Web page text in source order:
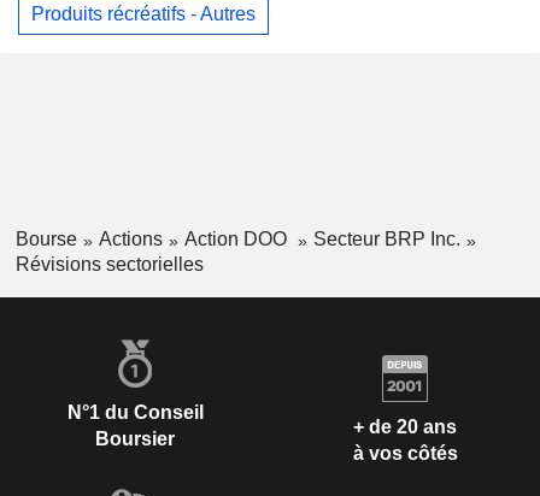
Produits récréatifs - Autres
Bourse Actions Action DOO
Secteur BRP Inc.
Révisions sectorielles
N°1 du Conseil
Boursier
+ de 20 ans
à vos côtés